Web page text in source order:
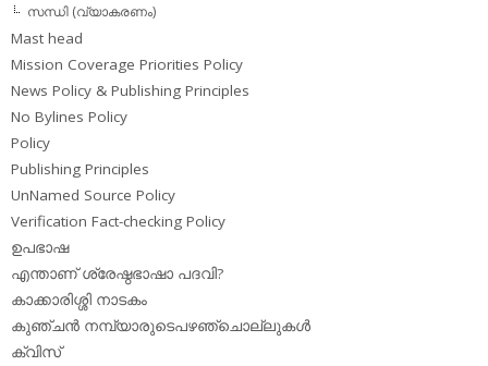
സന്ധി (വ്യാകരണം)
Mast head
Mission Coverage Priorities Policy
News Policy & Publishing Principles
No Bylines Policy
Policy
Publishing Principles
UnNamed Source Policy
Verification Fact-checking Policy
ഉപഭാഷ
എന്താണ് ശ്രേഷ്ഠഭാഷാ പദവി?
കാക്കാരിശ്ശി നാടകം
കുഞ്ചന്‍ നമ്പ്യാരുടെപഴഞ്ചൊല്ലുകള്‍
ക്വിസ്